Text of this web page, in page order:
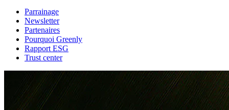
Parrainage
Newsletter
Partenaires
Pourquoi Greenly
Rapport ESG
Trust center